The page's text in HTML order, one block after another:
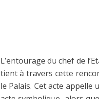
L’entourage du chef de
tient à travers cette
le Palais. Cet acte